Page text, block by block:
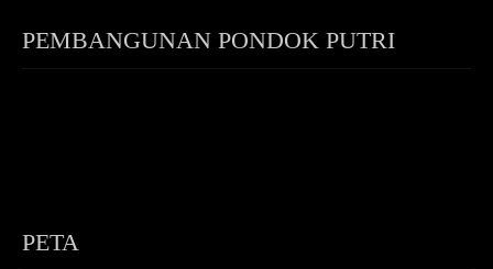
PEMBANGUNAN PONDOK PUTRI
PETA